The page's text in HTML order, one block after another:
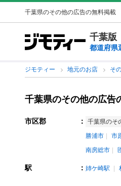
千葉県のその他の広告の無料掲載
千葉版
都道府県
ジモティー 地元のお店 そ
千葉県のその他の広告
市区郡 ： 千葉県のそ
勝浦市
市
南房総市
駅 ： 姉ケ崎駅